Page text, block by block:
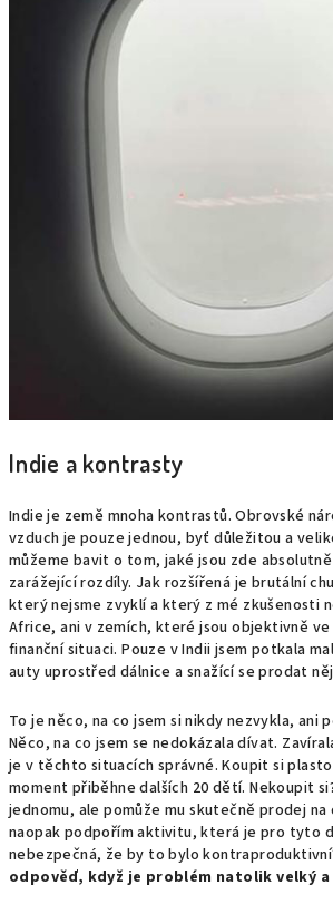
Indie a kontrasty
Indie je země mnoha kontrastů. Obrovské
vzduch je pouze jednou, byť důležitou a
můžeme bavit o tom, jaké jsou zde
zarážející rozdíly. Jak rozšířená je brutální
který nejsme zvyklí a který z mé zkušenosti
Africe, ani v zemích, které jsou objektivně
finanční situaci. Pouze v Indii jsem potkala
auty uprostřed dálnice a snažící se prodat
To je něco, na co jsem si nikdy nezvykla, ani
Něco, na co jsem se nedokázala dívat.
je v těchto situacích správné. Koupit si
moment přiběhne dalších 20 dětí. Nekoupit
jednomu, ale pomůže mu skutečně prodej na
naopak podpořím aktivitu, která je pro tyto
nebezpečná, že by to bylo
odpověď, když je problém natolik velký